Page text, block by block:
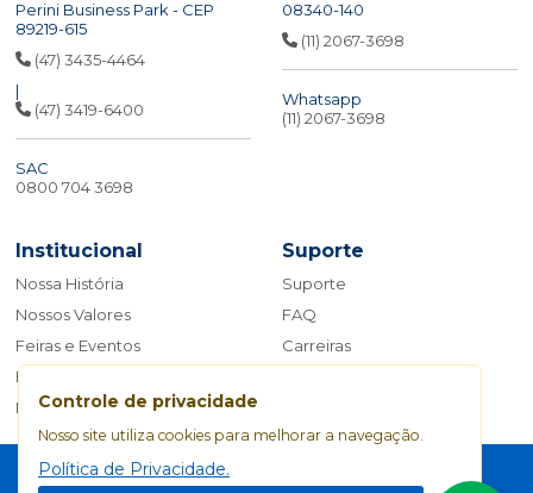
Perini Business Park - CEP
89219-615
(47) 3435-4464
|
(47) 3419-6400
SAC
0800 704 3698
08340-140
(11) 2067-3698
Whatsapp
(11) 2067-3698
Institucional
Nossa História
Nossos Valores
Feiras e Eventos
Blog
Manual da Marca
Suporte
Suporte
FAQ
Carreiras
Política de Privacidade
Controle de privacidade
Nosso site utiliza cookies para melhorar a navegação.
Política de Privacidade.